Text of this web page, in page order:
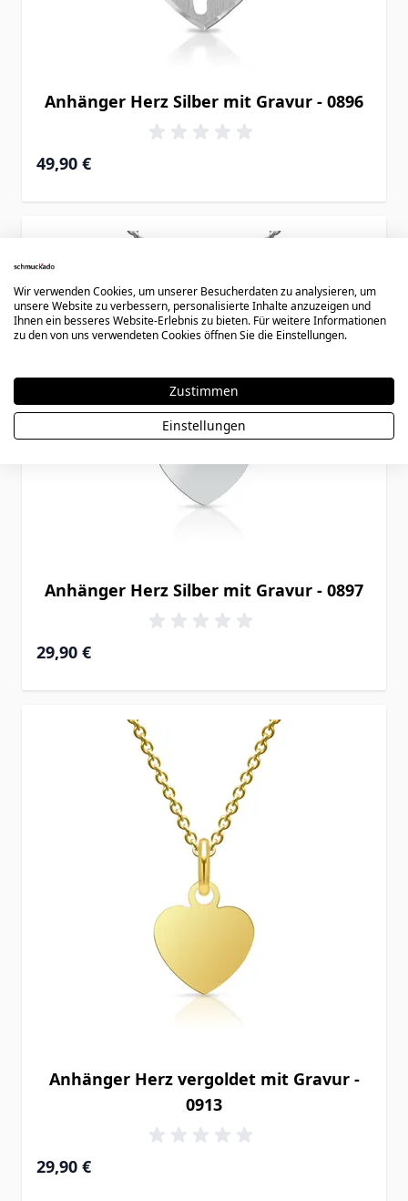
Anhänger Herz Silber mit Gravur - 0896
49,90 €
Anhänger Herz Silber mit Gravur - 0897
29,90 €
Anhänger Herz vergoldet mit Gravur -
0913
29,90 €
Wir verwenden Cookies, um unserer Besucherdaten zu analysieren, um
unsere Website zu verbessern, personalisierte Inhalte anzuzeigen und
Ihnen ein besseres Website-Erlebnis zu bieten. Für weitere Informationen
zu den von uns verwendeten Cookies öffnen Sie die Einstellungen.
Zustimmen
Einstellungen